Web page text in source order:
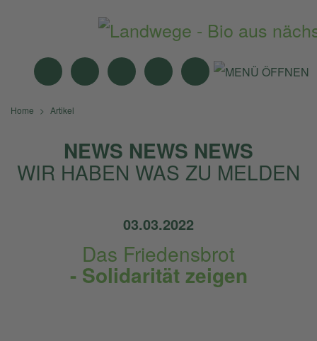
MITTAGSTISCH
ANGEBOTEBIO-MÄRKTE
NEWS SUCHE
Home Artikel
NEWS NEWS NEWS
WIR HABEN WAS ZU MELDEN
03.03.2022
Das Friedensbrot
- Solidarität zeigen